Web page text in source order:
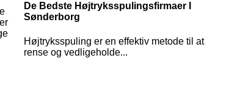
De Bedste Højtryksspulingsfirmaer I
Sønderborg
Højtryksspuling er en effektiv metode til at
rense og vedligeholde...